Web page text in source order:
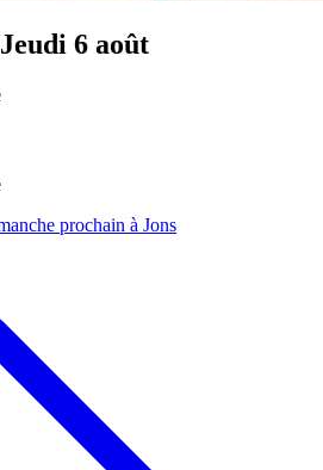
Jeudi 6 août
prochain à Jons